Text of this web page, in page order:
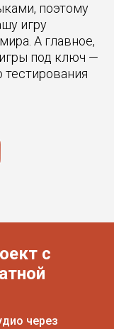
поэтому
игру
А главное,
под ключ —
тестирования
с
через